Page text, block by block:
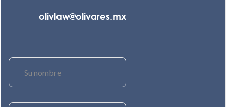
olivlaw@olivares.mx